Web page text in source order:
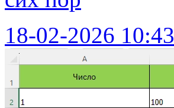
18-02-2026 10:43